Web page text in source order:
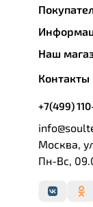
Наш
Контакты
+7(499)
Москва,
Пн-Вс,